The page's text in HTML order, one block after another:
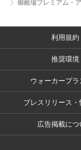
御殿場プレミアム・
利用規約
推奨環境
ウォーカープラ
プレスリリース
広告掲載につ